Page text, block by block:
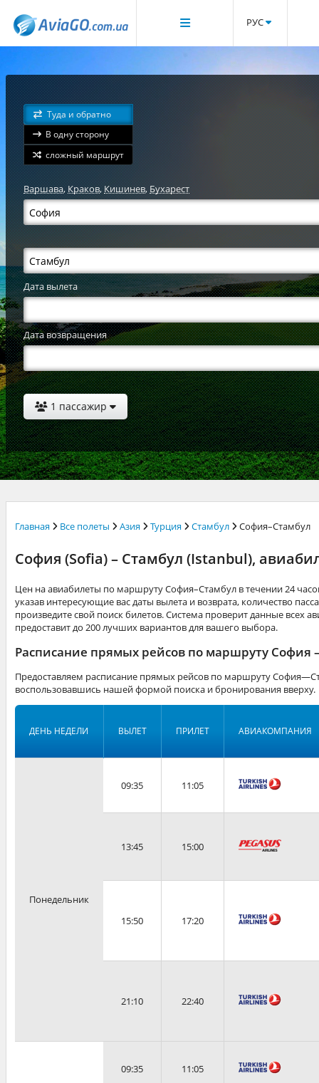
РУС
Туда и обратно
В одну сторону
сложный маршрут
Варшава, Краков, Кишинев, Бухарест
Дата вылета
Дата возвращения
1 пассажир
Главная Все полеты Азия Турция Стамбул София–Стамбул
София (Sofia) – Стамбул (Istanbul),
Цен на авиабилеты по маршруту София–Стамбул в течении 24
указав интересующие вас даты вылета и возврата, количество
произведите свой поиск билетов. Система проверит данные всех
предоставит до 200 лучших вариантов для вашего выбора.
Расписание прямых рейсов по маршруту София
Предоставляем расписание прямых рейсов по маршруту
воспользовавшись нашей формой поиска и бронирования вверху.
ДЕНЬ НЕДЕЛИ ВЫЛЕТ ПРИЛЕТ АВИАКОМПАНИЯ
Понедельник
09:35 11:05
13:45 15:00
15:50 17:20
21:10 22:40
09:35 11:05